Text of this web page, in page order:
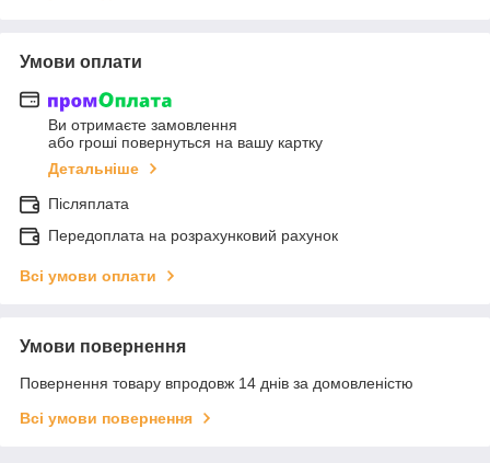
Умови оплати
Ви отримаєте замовлення
або гроші повернуться на вашу картку
Детальніше
Післяплата
Передоплата на розрахунковий рахунок
Всі умови оплати
Умови повернення
Повернення товару впродовж 14 днів за домовленістю
Всі умови повернення